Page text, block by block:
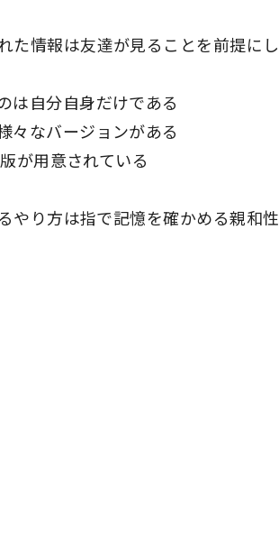
た情報は友達が見ることを前提にし
は自分自身だけである
々なバージョンがある
が用意されている
やり方は指で記憶を確かめる親和性